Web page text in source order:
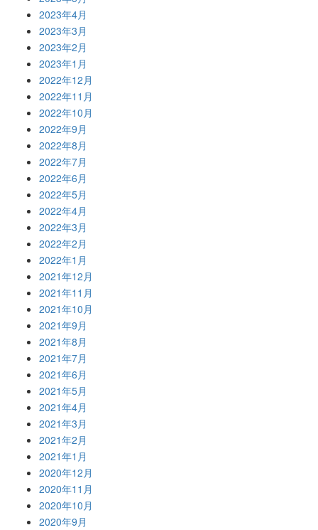
2023年4月
2023年3月
2023年2月
2023年1月
2022年12月
2022年11月
2022年10月
2022年9月
2022年8月
2022年7月
2022年6月
2022年5月
2022年4月
2022年3月
2022年2月
2022年1月
2021年12月
2021年11月
2021年10月
2021年9月
2021年8月
2021年7月
2021年6月
2021年5月
2021年4月
2021年3月
2021年2月
2021年1月
2020年12月
2020年11月
2020年10月
2020年9月